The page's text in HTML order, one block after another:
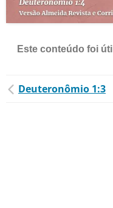
Este conteúdo foi
Deuteronômio 1:3